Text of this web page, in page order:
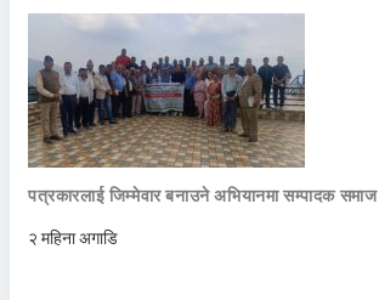
पत्रकारलाई जिम्मेवार बनाउने अभियानमा सम्पादक समाज
२ महिना अगाडि